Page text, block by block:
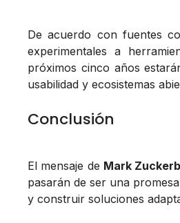
De acuerdo con fuentes
experimentales a
próximos cinco años
usabilidad y ecosistemas
Conclusión
El mensaje de Mark
pasarán de ser una
y construir soluciones